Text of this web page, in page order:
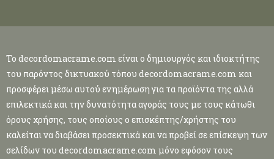
To decordomacrame.com είναι o δημιουργός και ιδιοκτήτης
του παρόντος δικτυακού τόπου decordomacrame.com και
προσφέρει μέσω αυτού ενημέρωση για τα προϊόντα της αλλά
επιλεκτικά και την δυνατότητα αγοράς τους με τους κάτωθι
όρους χρήσης, τους οποίους ο επισκέπτης/χρήστης του
καλείται να διαβάσει προσεκτικά και να προβεί σε επίσκεψη των
σελίδων του decordomacrame.com μόνο εφόσον τους